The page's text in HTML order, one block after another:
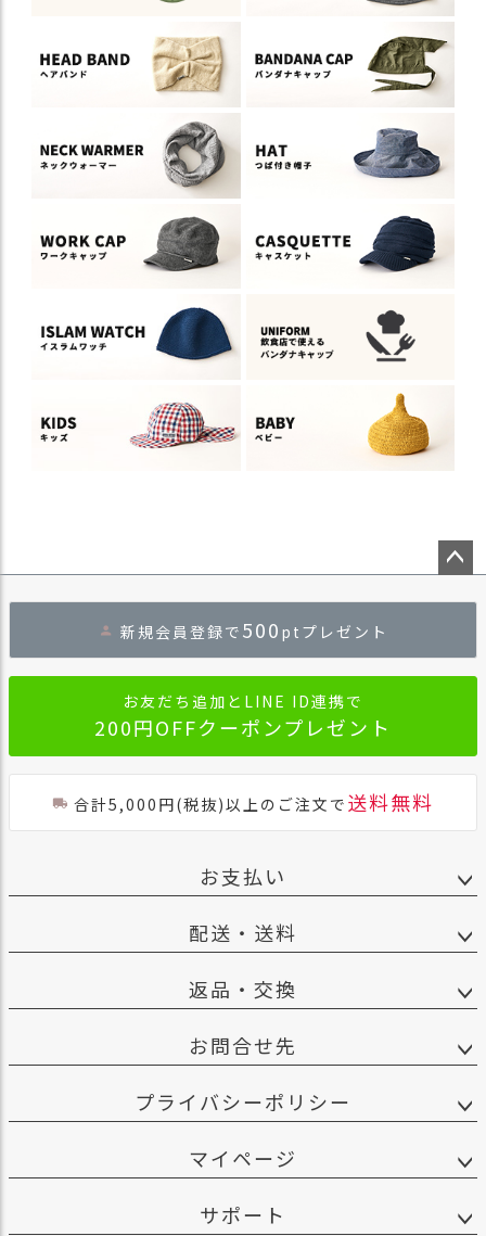
へ
新規会員登録で 500 ptプレゼント
お友だち追加とLINE ID連携で
200円OFFクーポンプレゼント
合計5,000円(税抜)以上のご注文で 送料無料
お支払い
配送・送料
返品・交換
お問合せ先
プライバシーポリシー
マイページ
サポート